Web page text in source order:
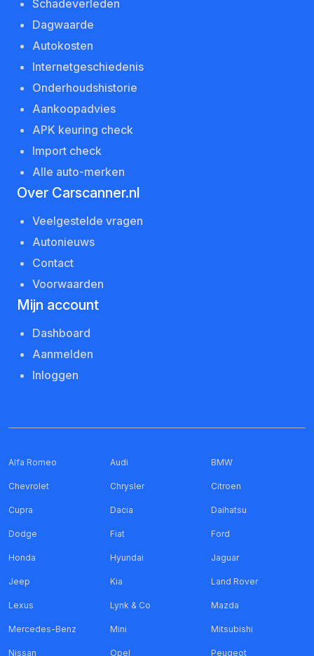
Schadeverleden
Dagwaarde
Autokosten
Internetgeschiedenis
Onderhoudshistorie
Aankoopadvies
APK keuring check
Import check
Alle auto-merken
Over Carscanner.nl
Veelgestelde vragen
Autonieuws
Contact
Voorwaarden
Mijn account
Dashboard
Aanmelden
Inloggen
Alfa Romeo Audi BMW
Chevrolet Chrysler Citroen
Cupra Dacia Daihatsu
Dodge Fiat Ford
Honda Hyundai Jaguar
Jeep Kia Land Rover
Lexus Lynk & Co Mazda
Mercedes-Benz Mini Mitsubishi
Nissan Opel Peugeot